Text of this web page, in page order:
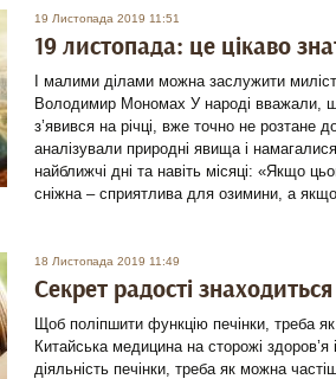
19 Листопада 2019 11:51
19 листопада: це цікаво
І малими ділами можна заслужити
Володимир Мономах У народі вважали,
з’явився на річці, вже точно не розтане
аналізували природні явища і
найближчі дні та навіть місяці: «Якщо
сніжна – сприятлива для озимини, а
18 Листопада 2019 11:49
Секрет радості
Щоб поліпшити функцію печінки, треба
Китайська медицина на сторожі
діяльність печінки, треба як можна